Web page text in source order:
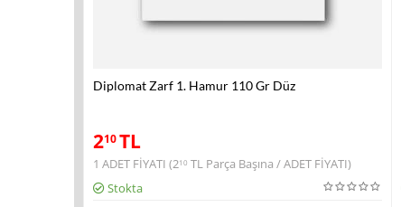
Diplomat Zarf 1. Hamur 110 Gr Düz
210TL
1 ADET FİYATI (210 TL Parça Başına / ADET FİYATI)
Stokta